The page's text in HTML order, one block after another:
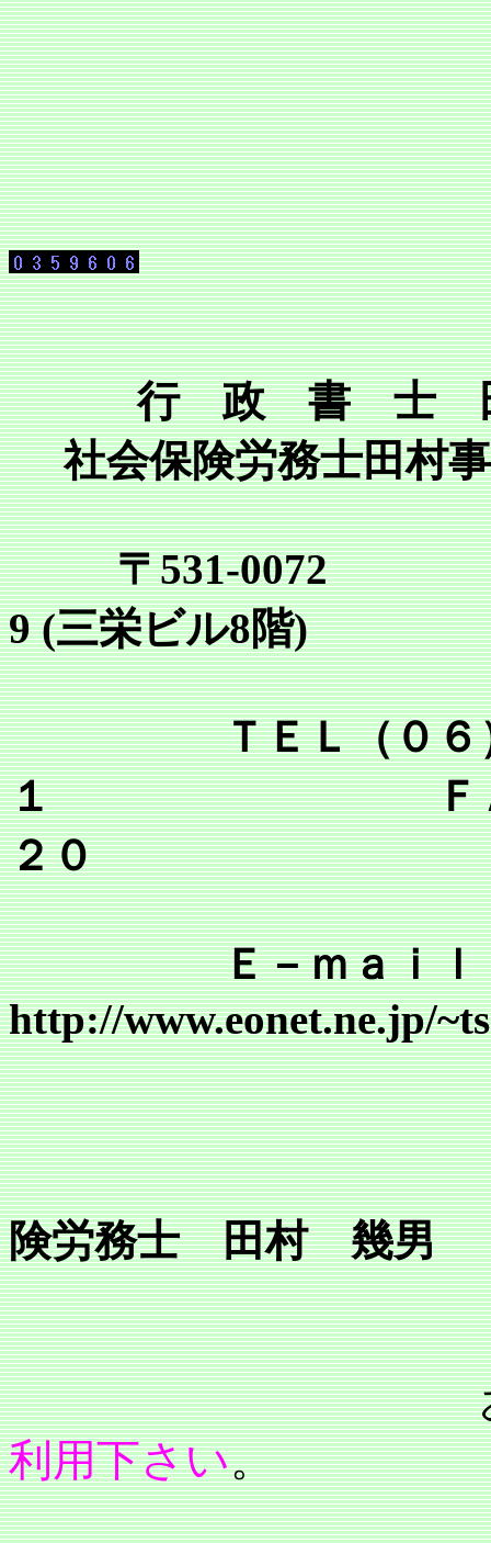
行 政 書 士 田
社会保険労務士田村
〒531-0072 大
9 (三栄ビル8階)
ＴＥＬ（０６）６
１ ＦＡＸ（０
２０
Ｅ－ｍａｉｌ
http://www.eonet.ne.jp/
所長 特
険労務士 田村 幾男
利用下さい。